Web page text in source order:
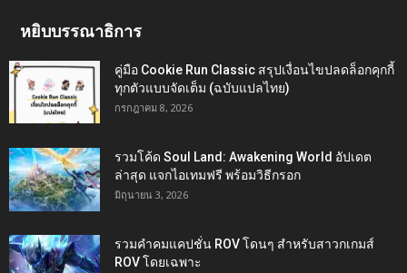
หยิบบรรณาธิการ
คู่มือ Cookie Run Classic สรุปเงื่อนไขปลดล็อกคุกกี้
ทุกตัวแบบจัดเต็ม (ฉบับแปลไทย)
กรกฎาคม 8, 2026
รวมโค้ด Soul Land: Awakening World อัปเดต
ล่าสุด แจกไอเทมฟรี พร้อมวิธีกรอก
มิถุนายน 3, 2026
รวมคำคมแคปชั่น ROV โดนๆ สำหรับสาวกเกมส์
ROV โดยเฉพาะ